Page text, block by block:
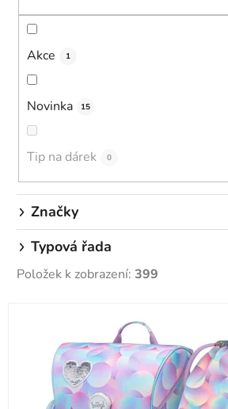
Akce 1
Novinka 15
Tip na dárek 0
Značky
Typová řada
Položek k zobrazení: 399